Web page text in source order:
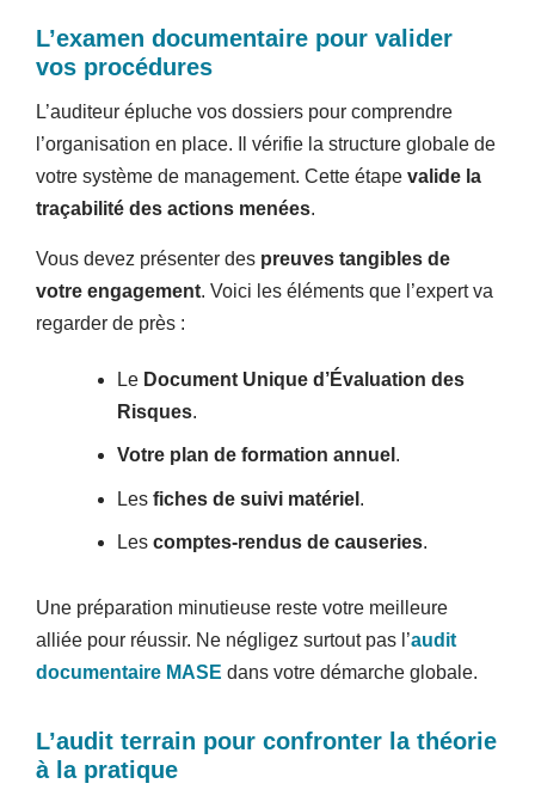
L’examen documentaire pour valider
vos procédures
L’auditeur épluche vos dossiers pour comprendre
l’organisation en place. Il vérifie la structure globale de
votre système de management. Cette étapevalide la
traçabilité des actions menées.
Vous devez présenter des preuves tangibles de
votre engagement. Voici les éléments que l’expert va
regarder de près :
Le Document Unique d’Évaluation des
Risques.
Votre plan de formation annuel .
Lesfiches de suivi matériel .
Lescomptes-rendus de causeries.
Une préparation minutieuse reste votre meilleure
alliée pour réussir. Ne négligez surtout pas l’audit
documentaire MASE dans votre démarche globale.
L’audit terrain pour confronter la théorie
à la pratique